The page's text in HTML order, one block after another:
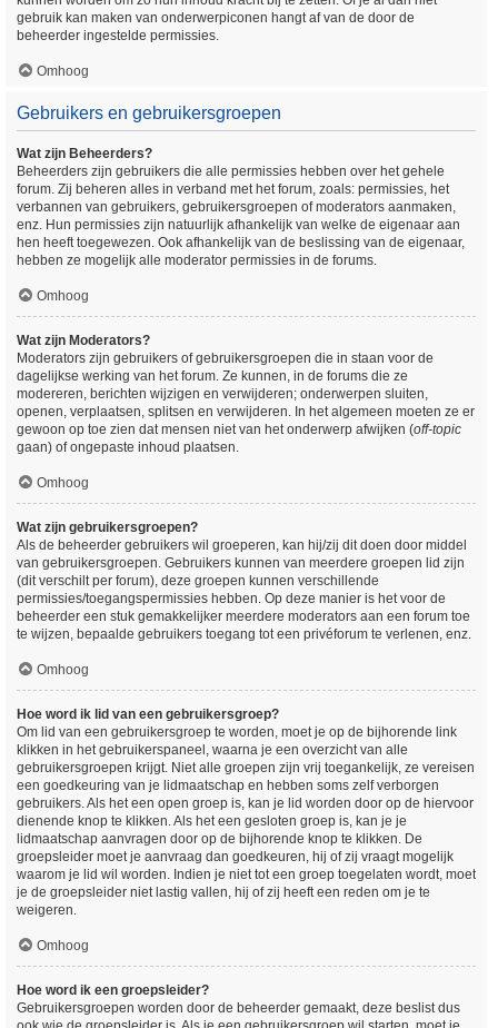
gebruik kan maken van onderwerpiconen hangt af van de door de
beheerder ingestelde permissies.
Omhoog
Gebruikers en gebruikersgroepen
Wat zijn Beheerders?
Beheerders zijn gebruikers die alle permissies hebben over het gehele
forum. Zij beheren alles in verband met het forum, zoals: permissies, het
verbannen van gebruikers, gebruikersgroepen of moderators aanmaken,
enz. Hun permissies zijn natuurlijk afhankelijk van welke de eigenaar aan
hen heeft toegewezen. Ook afhankelijk van de beslissing van de eigenaar,
hebben ze mogelijk alle moderator permissies in de forums.
Omhoog
Wat zijn Moderators?
Moderators zijn gebruikers of gebruikersgroepen die in staan voor de
dagelijkse werking van het forum. Ze kunnen, in de forums die ze
modereren, berichten wijzigen en verwijderen; onderwerpen sluiten,
openen, verplaatsen, splitsen en verwijderen. In het algemeen moeten ze er
gewoon op toe zien dat mensen niet van het onderwerp afwijken (off-topic
gaan) of ongepaste inhoud plaatsen.
Omhoog
Wat zijn gebruikersgroepen?
Als de beheerder gebruikers wil groeperen, kan hij/zij dit doen door middel
van gebruikersgroepen. Gebruikers kunnen van meerdere groepen lid zijn
(dit verschilt per forum), deze groepen kunnen verschillende
permissies/toegangspermissies hebben. Op deze manier is het voor de
beheerder een stuk gemakkelijker meerdere moderators aan een forum toe
te wijzen, bepaalde gebruikers toegang tot een privéforum te verlenen, enz.
Omhoog
Hoe word ik lid van een gebruikersgroep?
Om lid van een gebruikersgroep te worden, moet je op de bijhorende link
klikken in het gebruikerspaneel, waarna je een overzicht van alle
gebruikersgroepen krijgt. Niet alle groepen zijn vrij toegankelijk, ze vereisen
een goedkeuring van je lidmaatschap en hebben soms zelf verborgen
gebruikers. Als het een open groep is, kan je lid worden door op de hiervoor
dienende knop te klikken. Als het een gesloten groep is, kan je je
lidmaatschap aanvragen door op de bijhorende knop te klikken. De
groepsleider moet je aanvraag dan goedkeuren, hij of zij vraagt mogelijk
waarom je lid wil worden. Indien je niet tot een groep toegelaten wordt, moet
je de groepsleider niet lastig vallen, hij of zij heeft een reden om je te
weigeren.
Omhoog
Hoe word ik een groepsleider?
Gebruikersgroepen worden door de beheerder gemaakt, deze beslist dus